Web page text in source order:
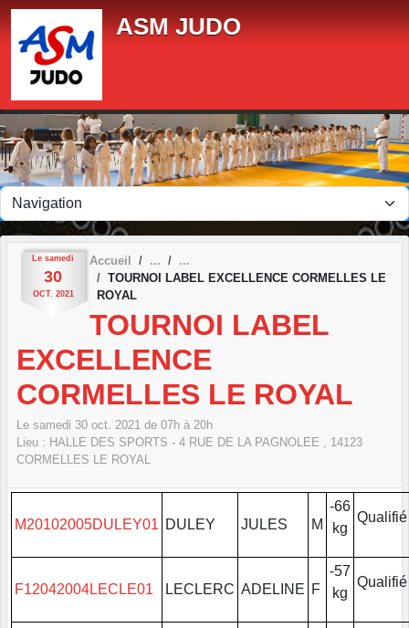
ASM JUDO
Le samedi
30
OCT. 2021
Accueil
TOURNOI LABEL EXCELLENCE CORMELLES LE
ROYAL
TOURNOI LABEL
EXCELLENCE
CORMELLES LE ROYAL
Le samedi 30 oct. 2021 de 07h à 20h
Lieu : HALLE DES SPORTS - 4 RUE DE LA PAGNOLEE , 14123
CORMELLES LE ROYAL
M20102005DULEY01 DULEY JULES M
-66
kg
Qualifié
F12042004LECLE01 LECLERC ADELINE F
-57
kg
Qualifié
Panneau de gestion des cookies